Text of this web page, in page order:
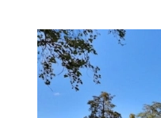
Terrasse
Jardin